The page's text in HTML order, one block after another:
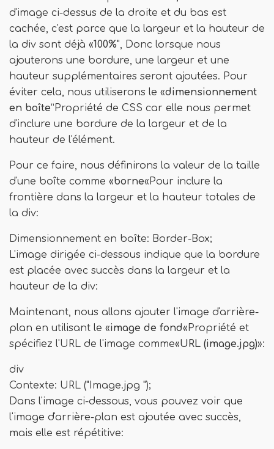
d'image ci-dessus de la droite et du bas est
cachée, c'est parce que la largeur et la hauteur de
la div sont déjà «100%", Donc lorsque nous
ajouterons une bordure, une largeur et une
hauteur supplémentaires seront ajoutées. Pour
éviter cela, nous utiliserons le «dimensionnement
en boîte”Propriété de CSS car elle nous permet
d'inclure une bordure de la largeur et de la
hauteur de l'élément.
Pour ce faire, nous définirons la valeur de la taille
d'une boîte comme «borne«Pour inclure la
frontière dans la largeur et la hauteur totales de
la div:
Dimensionnement en boîte: Border-Box;
L'image dirigée ci-dessous indique que la bordure
est placée avec succès dans la largeur et la
hauteur de la div:
Maintenant, nous allons ajouter l'image d'arrière-
plan en utilisant le «image de fond«Propriété et
spécifiez l'URL de l'image comme«URL (image.jpg)»:
div
Contexte: URL ("Image.jpg ");
Dans l'image ci-dessous, vous pouvez voir que
l'image d'arrière-plan est ajoutée avec succès,
mais elle est répétitive: